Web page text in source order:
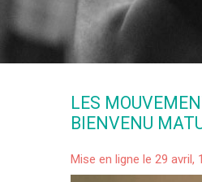
LES
BIENVENU
Mise en ligne le 29 avril,